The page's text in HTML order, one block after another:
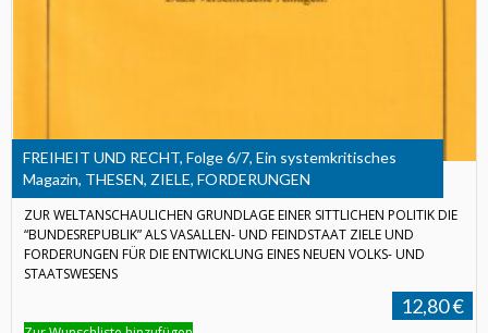
FREIHEIT UND RECHT, Folge 6/7, Ein systemkritisches
Magazin, THESEN, ZIELE, FORDERUNGEN
ZUR WELTANSCHAULICHEN GRUNDLAGE EINER SITTLICHEN POLITIK DIE
“BUNDESREPUBLIK” ALS VASALLEN- UND FEINDSTAAT ZIELE UND
FORDERUNGEN FÜR DIE ENTWICKLUNG EINES NEUEN VOLKS- UND
STAATSWESENS
12,80 €